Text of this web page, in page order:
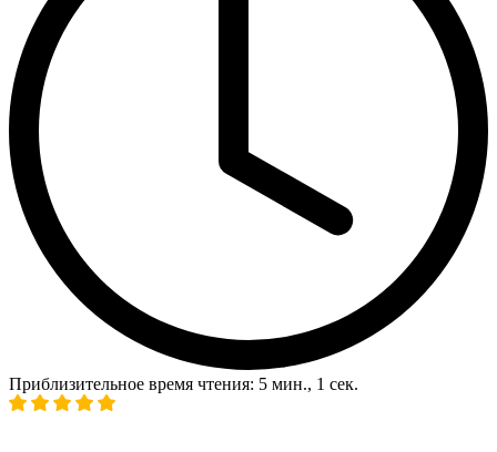
Приблизительное время чтения: 5 мин., 1 сек.